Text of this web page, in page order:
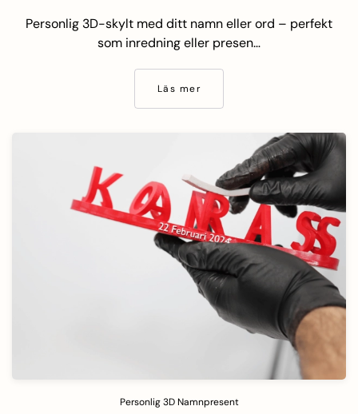
Personlig 3D-skylt med ditt namn eller ord – perfekt
som inredning eller presen…
Läs mer
Personlig 3D Namnpresent